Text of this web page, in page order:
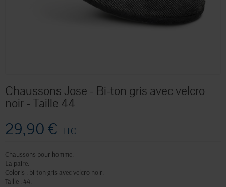
Chaussons Jose - Bi-ton gris avec velcro
noir - Taille 44
29,90 € TTC
Chaussons pour homme.
La paire.
Coloris : bi-ton gris avec velcro noir.
Taille : 44.